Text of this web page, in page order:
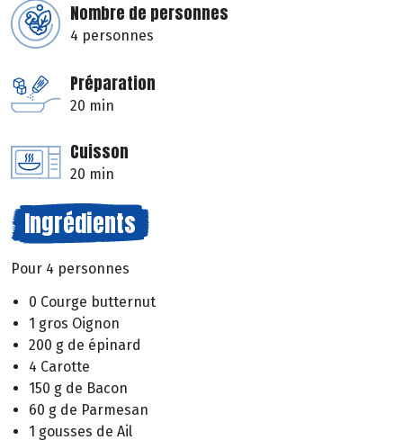
Nombre de personnes
4 personnes
Préparation
20 min
Cuisson
20 min
Ingrédients
Pour 4 personnes
0 Courge butternut
1 gros Oignon
200 g de épinard
4 Carotte
150 g de Bacon
60 g de Parmesan
1 gousses de Ail